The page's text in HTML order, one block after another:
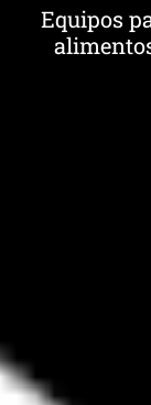
Equipos